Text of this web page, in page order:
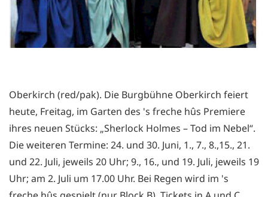
Oberkirch (red/pak). Die Burgbühne Oberkirch feiert
heute, Freitag, im Garten des 's freche hûs Premiere
ihres neuen Stücks: „Sherlock Holmes – Tod im Nebel“.
Die weiteren Termine: 24. und 30. Juni, 1., 7., 8.,15., 21.
und 22. Juli, jeweils 20 Uhr; 9., 16., und 19. Juli, jeweils 19
Uhr; am 2. Juli um 17.00 Uhr. Bei Regen wird im 's